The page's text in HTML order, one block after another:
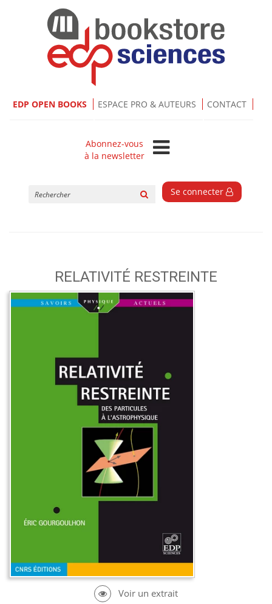
EDP OPEN BOOKS ESPACE PRO & AUTEURS CONTACT
Abonnez-vous
à la newsletter
Se connecter
RELATIVITÉ RESTREINTE